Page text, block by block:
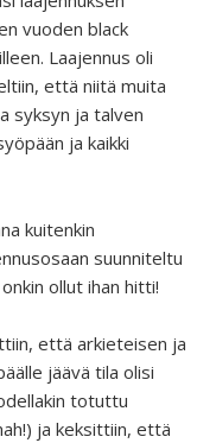
vuoden black
Laajennus oli
että niitä muita
syksyn ja talven
ja kaikki
kuitenkin
suunniteltu
ollut ihan hitti!
että arkieteisen ja
jäävä tila olisi
totuttu
ja keksittiin, että